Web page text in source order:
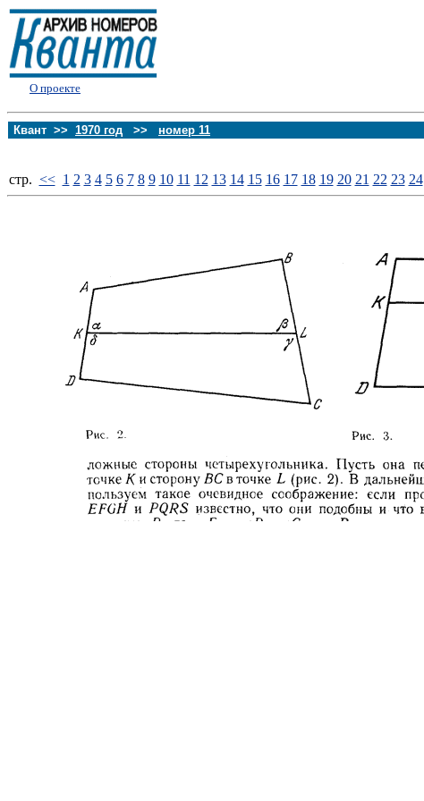
О проекте
Квант >> 1970 год >> номер 11
стp. << 1 2 3 4 5 6 7 8 9 10 11 12 13 14 15 16 17 18 19 20 21 22 23 24